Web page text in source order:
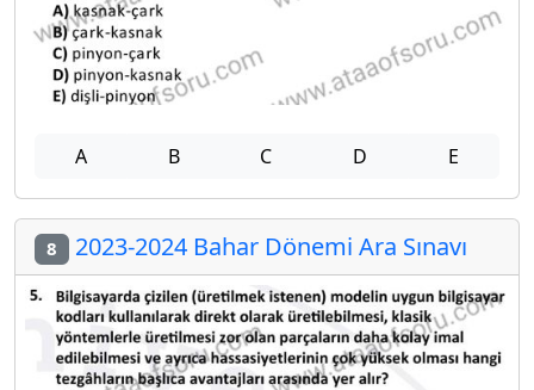
A B C D E
8 2023-2024 Bahar Dönemi Ara Sınavı